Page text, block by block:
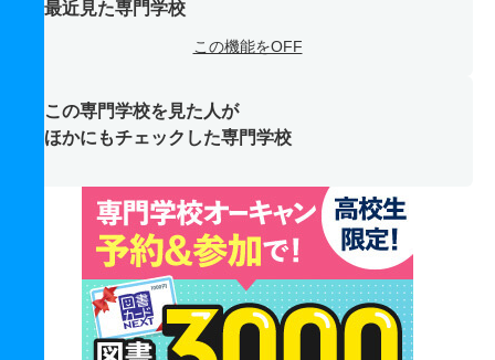
最近見た専門学校
この機能をOFF
この専門学校を見た人が
ほかにもチェックした専門学校